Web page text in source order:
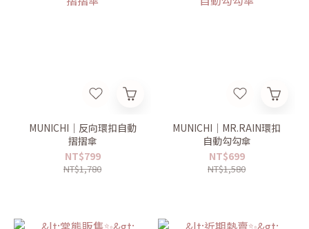
MUNICHI｜反向環扣自動
摺摺傘
NT$799
NT$1,780
MUNICHI｜MR.RAIN環扣
自動勾勾傘
NT$699
NT$1,580